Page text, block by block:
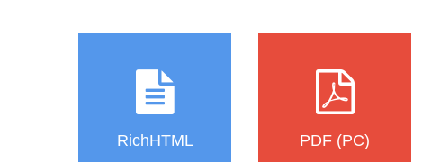
RichHTML PDF (PC)